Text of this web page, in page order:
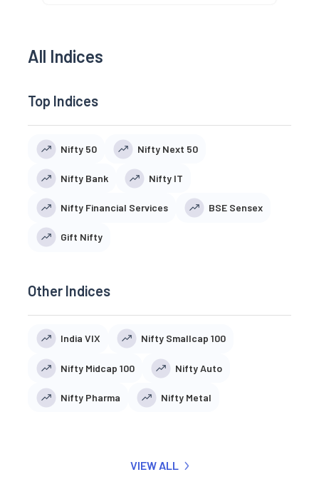
All Indices
Top Indices
Nifty 50 Nifty Next 50
Nifty Bank Nifty IT
Nifty Financial Services BSE Sensex
Gift Nifty
Other Indices
India VIX Nifty Smallcap 100
Nifty Midcap 100 Nifty Auto
Nifty Pharma Nifty Metal
VIEW ALL